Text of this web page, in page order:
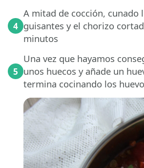
4
A mitad de cocción,
guisantes y el chorizo
minutos
5
Una vez que hayamos
unos huecos y añade un
termina cocinando los